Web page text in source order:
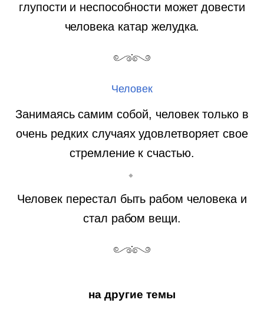
глупости и неспособности может довести
человека катар желудка.
Человек
Занимаясь самим собой, человек только в
очень редких случаях удовлетворяет свое
стремление к счастью.
Человек перестал быть рабом человека и
стал рабом вещи.
на другие темы